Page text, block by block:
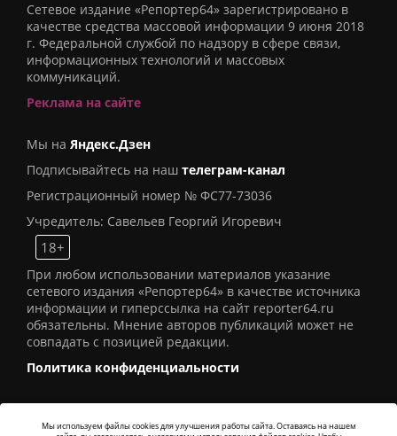
Сетевое издание «Репортер64» зарегистрировано в
качестве средства массовой информации 9 июня 2018
г. Федеральной службой по надзору в сфере связи,
информационных технологий и массовых
коммуникаций.
Реклама на сайте
Мы на Яндекс.Дзен
Подписывайтесь на наш телеграм-канал
Регистрационный номер № ФС77-73036
Учредитель: Савельев Георгий Игоревич
18+
При любом использовании материалов указание
сетевого издания «Репортер64» в качестве источника
информации и гиперссылка на сайт reporter64.ru
обязательны. Мнение авторов публикаций может не
совпадать с позицией редакции.
Политика конфиденциальности
Мы используем файлы cookies для улучшения работы сайта. Оставаясь на нашем